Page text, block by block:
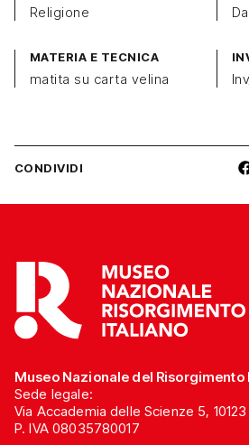
Religione
MATERIA E TECNICA
matita su carta velina
CONDIVIDI
Museo Nazionale del Risorgimento
Sede legale:
Via Accademia delle Scienze 5,
P. IVA 08035780017